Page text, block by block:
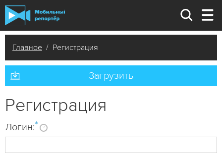
Главное / Регистрация
Загрузить
Регистрация
Логин:* ?